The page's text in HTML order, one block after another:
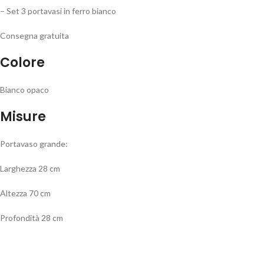
– Set 3 portavasi in ferro bianco
Consegna gratuita
Colore
Bianco opaco
Misure
Portavaso grande:
Larghezza 28 cm
Altezza 70 cm
Profondità 28 cm